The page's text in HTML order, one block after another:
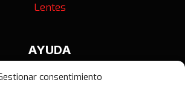
consentimiento
Lentes
AYUDA
Contáctanos